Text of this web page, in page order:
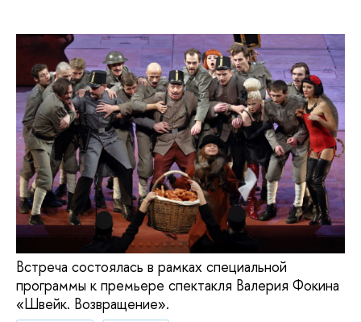
Встреча состоялась в рамках специальной
программы к премьере спектакля Валерия Фокина
«Швейк. Возвращение».